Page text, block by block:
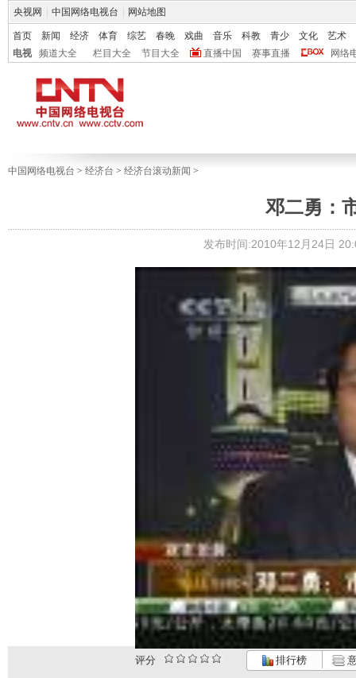
央视网 中国网络电视台 网站地图
首页 新闻 经济 体育 综艺 春晚 戏曲 音乐 科教 青少 文化
艺术
电视
频道大全 栏目大全 节目大全 直播中国 赛事直播 网络
中国网络电视台 > 经济台 > 经济台滚动新闻 >
邓二勇：
发布时间:2010年12月24日
评分 排行榜